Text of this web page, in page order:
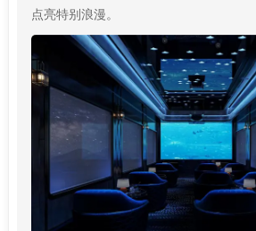
点亮特别浪漫。